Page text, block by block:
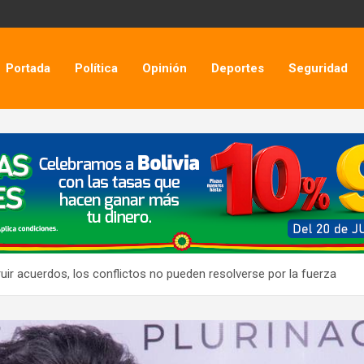
Portada Política Opinión Deportes Seguridad
acuerdos, los conflictos no pueden resolverse por la fuerza